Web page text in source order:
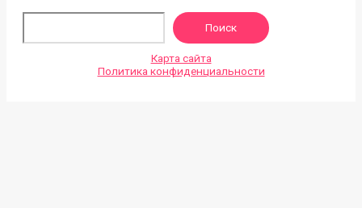
Поиск
Карта сайта
Политика конфиденциальности